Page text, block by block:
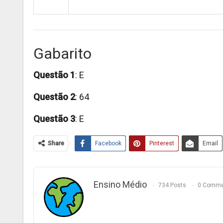
Gabarito
Questão 1: E
Questão 2: 64
Questão 3: E
Share Facebook Pinterest Email
Ensino Médio 734 Posts 0